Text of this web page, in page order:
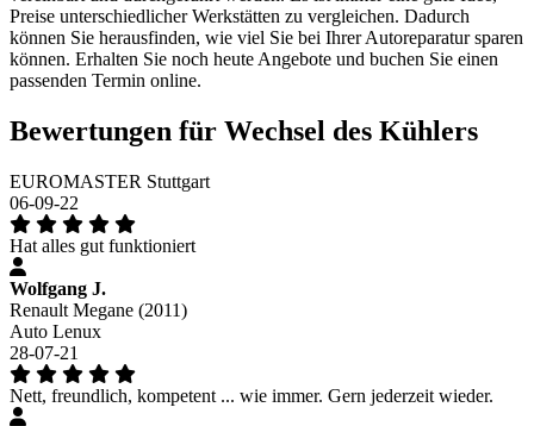
Preise unterschiedlicher Werkstätten zu vergleichen. Dadurch
können Sie herausfinden, wie viel Sie bei Ihrer Autoreparatur sparen
können. Erhalten Sie noch heute Angebote und buchen Sie einen
passenden Termin online.
Bewertungen für Wechsel des Kühlers
EUROMASTER Stuttgart
06-09-22
Hat alles gut funktioniert
Wolfgang J.
Renault Megane (2011)
Auto Lenux
28-07-21
Nett, freundlich, kompetent ... wie immer. Gern jederzeit wieder.